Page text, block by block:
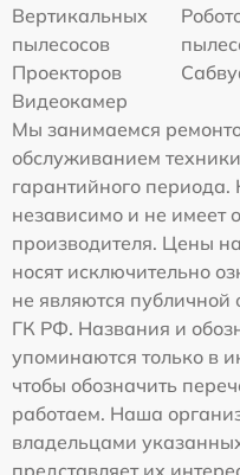
Вертикальных
пылесосов
Проекторов
Видеокамер
Мы занимаемся
обслуживанием
гарантийного
независимо и не имеет
производителя. Цены
носят исключительно
не являются публичной
ГК РФ. Названия и
упоминаются только в
чтобы обозначить
работаем. Наша
владельцами
представляет их